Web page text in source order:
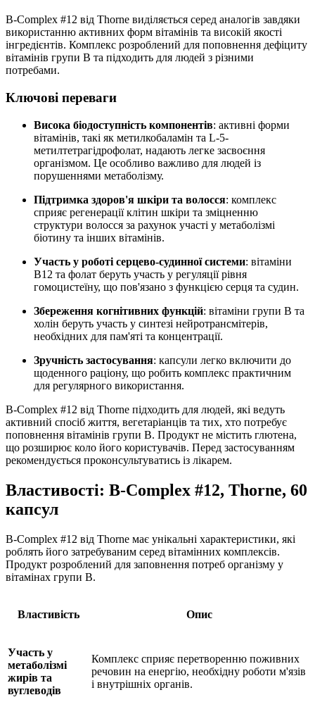
B-Complex #12 від Thorne виділяється серед аналогів завдяки
використанню активних форм вітамінів та високій якості
інгредієнтів. Комплекс розроблений для поповнення дефіциту
вітамінів групи B та підходить для людей з різними
потребами.
Ключові переваги
Висока біодоступність компонентів: активні форми
вітамінів, такі як метилкобаламін та L-5-
метилтетрагідрофолат, надають легке засвоєння
організмом. Це особливо важливо для людей із
порушеннями метаболізму.
Підтримка здоров'я шкіри та волосся: комплекс
сприяє регенерації клітин шкіри та зміцненню
структури волосся за рахунок участі у метаболізмі
біотину та інших вітамінів.
Участь у роботі серцево-судинної системи: вітаміни
B12 та фолат беруть участь у регуляції рівня
гомоцистеїну, що пов'язано з функцією серця та судин.
Збереження когнітивних функцій: вітаміни групи B та
холін беруть участь у синтезі нейротрансмітерів,
необхідних для пам'яті та концентрації.
Зручність застосування: капсули легко включити до
щоденного раціону, що робить комплекс практичним
для регулярного використання.
B-Complex #12 від Thorne підходить для людей, які ведуть
активний спосіб життя, вегетаріанців та тих, хто потребує
поповнення вітамінів групи B. Продукт не містить глютена,
що розширює коло його користувачів. Перед застосуванням
рекомендується проконсультуватись із лікарем.
Властивості: B-Complex #12, Thorne, 60
капсул
B-Complex #12 від Thorne має унікальні характеристики, які
роблять його затребуваним серед вітамінних комплексів.
Продукт розроблений для заповнення потреб організму у
вітамінах групи B.
Властивість Опис
Участь у
метаболізмі
жирів та
вуглеводів
Комплекс сприяє перетворенню поживних
речовин на енергію, необхідну роботи м'язів
і внутрішніх органів.